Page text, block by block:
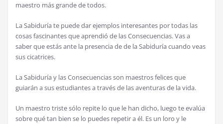
maestro más grande de todos.
La Sabiduría te puede dar ejemplos interesantes por todas las
cosas fascinantes que aprendió de las Consecuencias. Vas a
saber que estás ante la presencia de de la Sabiduría cuando veas
sus cicatrices.
La Sabiduría y las Consecuencias son maestros felices que
guiarán a sus estudiantes a través de las aventuras de la vida.
Un maestro triste sólo repite lo que le han dicho, luego te evalúa
sobre qué tan bien se lo puedes repetir a él. Es un loro y le